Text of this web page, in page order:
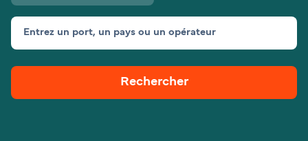
Traversées et ports
Canada (FR)
Mon Compte
Entrez un port, un pays ou un opérateur
Rechercher